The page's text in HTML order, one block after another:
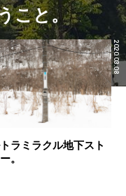
こと。
2020.03.08
ラミラクル地下スト
。